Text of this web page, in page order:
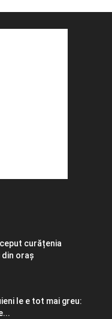
curățenia
oraș
le e tot mai greu: